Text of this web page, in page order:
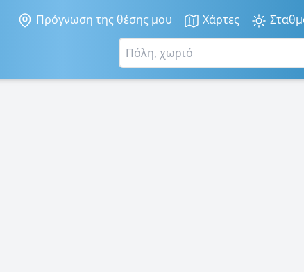
Πρόγνωση της θέσης μου Χάρτες